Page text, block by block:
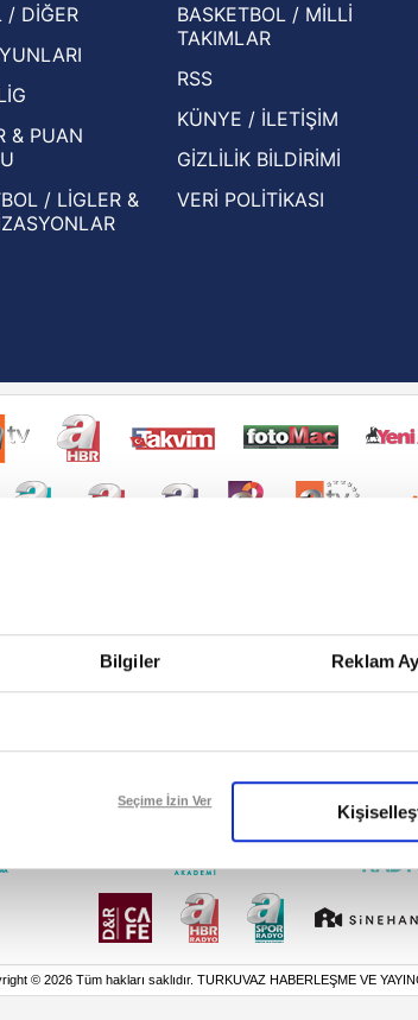
Bilgiler Reklam
Seçime İzin Ver
basından gündem olan manşetler!
Beşiktaş'ın UEFA Avrupa Ligi'nde 3.
Eleme Turu muhtemel rakipleri belli
/ DİĞER
& PUAN
/ LİGLER &
BASKETBOL / MİLLİ
TAKIMLAR
RSS
KÜNYE / İLETİŞİM
GİZLİLİK BİLDİRİMİ
VERİ POLİTİKASI
© 2026 Tüm hakları saklıdır. TURKUVAZ HABERLEŞME VE